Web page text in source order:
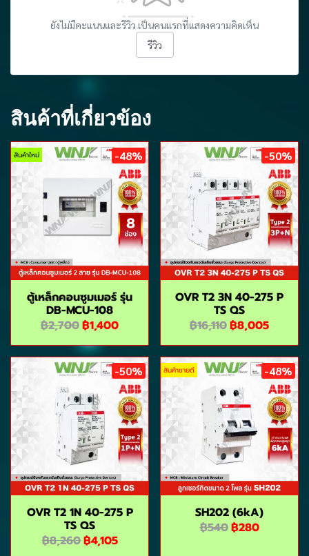
ยังไม่มีคะแนนและรีวิว เป็นคนแรกที่แสดงความคิดเห็น
รีวิว
สินค้าที่เกี่ยวข้อง
สินค้าใหม่ -48%
ตู้เหล็กคอนซูมเมอร์ รุ่น
DB-MCU-108
฿2,700฿1,400
-50%
OVR T2 3N 40-275 P
TS QS
฿16,110฿8,005
-50%
OVR T2 1N 40-275 P
TS QS
฿8,260฿4,105
สินค้าขายดี -48%
SH202 (6kA)
฿540฿280